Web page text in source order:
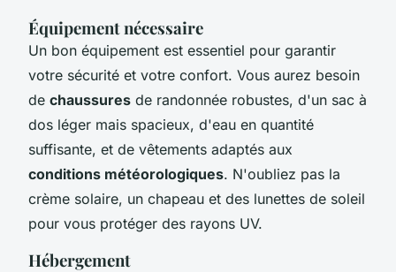
Équipement nécessaire
Un bon équipement est essentiel pour garantir
votre sécurité et votre confort. Vous aurez besoin
de chaussures de randonnée robustes, d'un sac à
dos léger mais spacieux, d'eau en quantité
suffisante, et de vêtements adaptés aux
conditions météorologiques. N'oubliez pas la
crème solaire, un chapeau et des lunettes de soleil
pour vous protéger des rayons UV.
Hébergement